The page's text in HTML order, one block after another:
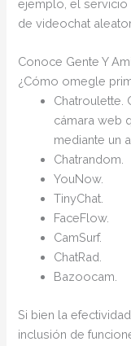
ejemplo, el
de videochat
Conoce Gente Y
¿Cómo omegle
Chatroulette.
cámara web
mediante un
Chatrandom.
YouNow.
TinyChat.
FaceFlow.
CamSurf.
ChatRad.
Bazoocam.
Si bien la
inclusión de